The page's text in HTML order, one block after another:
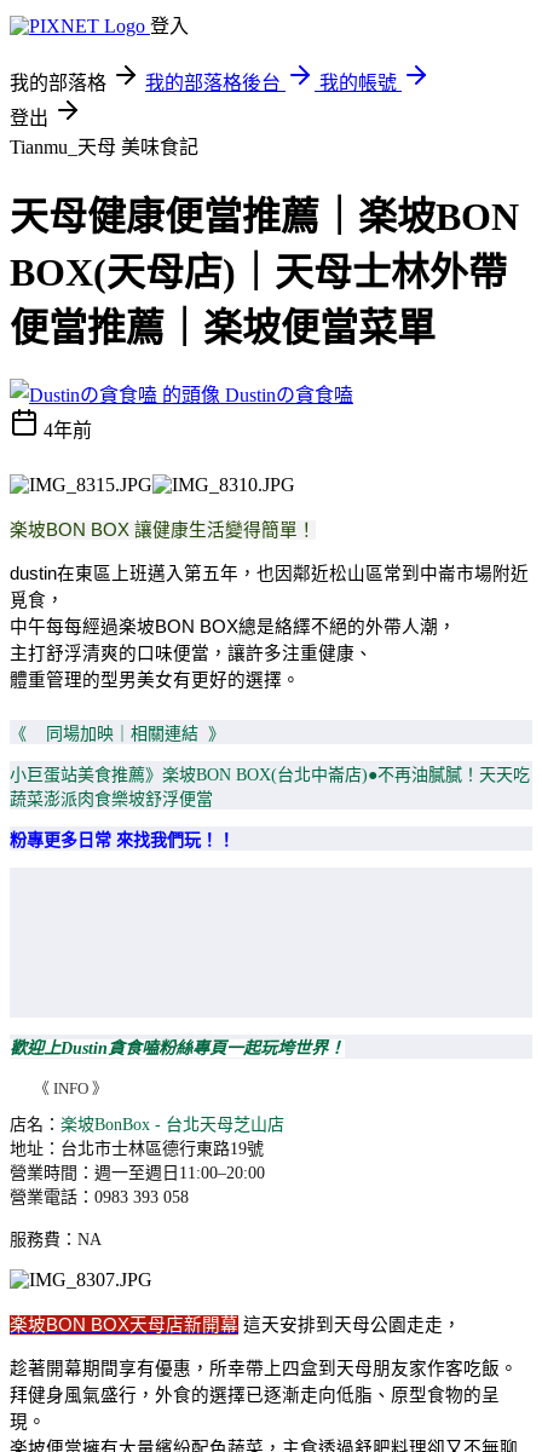
登入
我的部落格 我的部落格後台
我的帳號
登出
Tianmu_天母 美味食記
天母健康便當推薦｜楽坡BON
BOX(天母店)｜天母士林外帶
便當推薦｜楽坡便當菜單
Dustinの貪食嗑
4年前
楽坡BON BOX 讓健康生活變得簡單！
dustin在東區上班邁入第五年，也因鄰近松山區常到中崙市場附近
覓食，
中午每每經過楽坡BON BOX總是絡繹不絕的外帶人潮，
主打舒浮清爽的口味便當，讓許多注重健康、
體重管理的型男美女有更好的選擇。
《 同場加映｜相關連結 》
小巨蛋站美食推薦》楽坡BON BOX(台北中崙店)●不再油膩膩！天天吃
蔬菜澎派肉食樂坡舒浮便當
粉專更多日常 來找我們玩！！
歡迎上Dustin貪食嗑粉絲專頁一起玩垮世界！
《 INFO 》
店名： 楽坡BonBox - 台北天母芝山店
地址：台北市士林區德行東路19號
營業時間：週一至週日11:00–20:00
營業電話：0983 393 058
服務費：NA
楽坡BON BOX天母店新開幕 這天安排到天母公園走走，
趁著開幕期間享有優惠，所幸帶上四盒到天母朋友家作客吃飯。
拜健身風氣盛行，外食的選擇已逐漸走向低脂、原型食物的呈
現。